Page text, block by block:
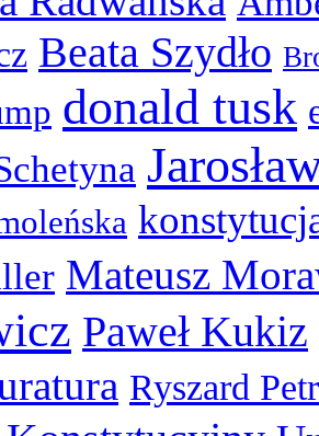
Beata Szydło
donald tusk
Mateusz
Paweł Kukiz
Ryszard